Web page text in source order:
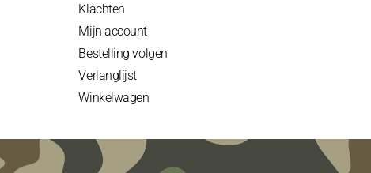
Klachten
Mijn account
Bestelling volgen
Verlanglijst
Winkelwagen